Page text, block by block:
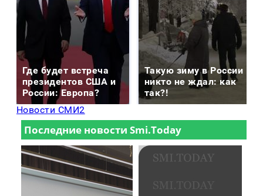
Где будет встреча
президентов США и
России: Европа?
Такую зиму в России
никто не ждал: как
так?!
Новости СМИ2